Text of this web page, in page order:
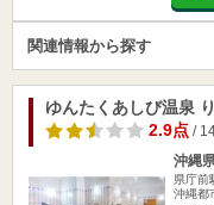
関連情報から探す
ゆんたくあしび温泉
2.9点/
沖縄
県庁前
沖縄都